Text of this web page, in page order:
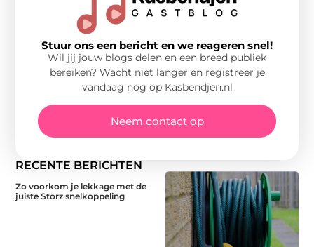
RECENTE BERICHTEN
Zo voorkom je lekkage met de
juiste Storz snelkoppeling
Stuur ons een bericht en we reageren snel!
Wil jij jouw blogs delen en een breed publiek
bereiken? Wacht niet langer en registreer je
vandaag nog op Kasbendjen.nl
Neem contact op